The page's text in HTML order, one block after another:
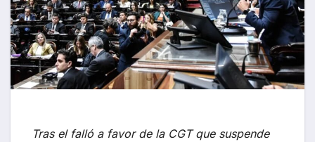
Tras el falló a favor de la CGT que suspende